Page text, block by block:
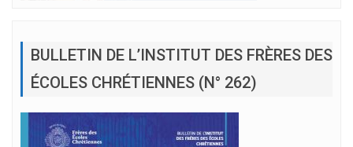
BULLETIN DE L’INSTITUT DES FRÈRES DES
ÉCOLES CHRÉTIENNES (N° 262)